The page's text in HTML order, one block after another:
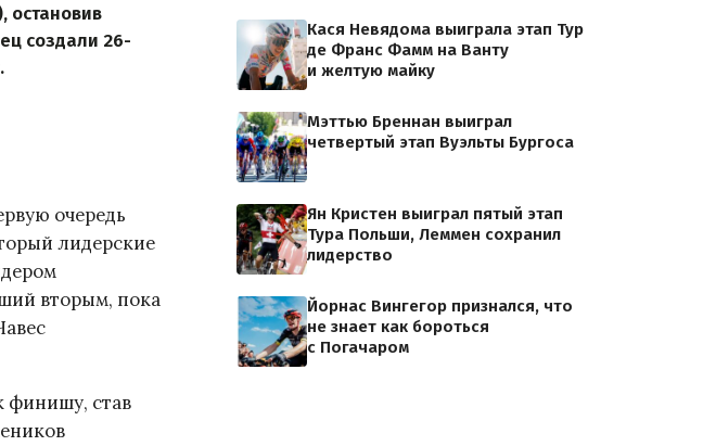
остановив
создали 26-
Эстебан Чавес
очередь
лидерские
вторым, пока
финишу, став
Кася Невядома выиграла этап Тур
де Франс Фамм на Ванту
и желтую майку
Мэттью Бреннан выиграл
четвертый этап Вуэльты Бургоса
Ян Кристен выиграл пятый этап
Тура Польши, Леммен сохранил
лидерство
Йорнас Вингегор признался, что
не знает как бороться
с Погачаром